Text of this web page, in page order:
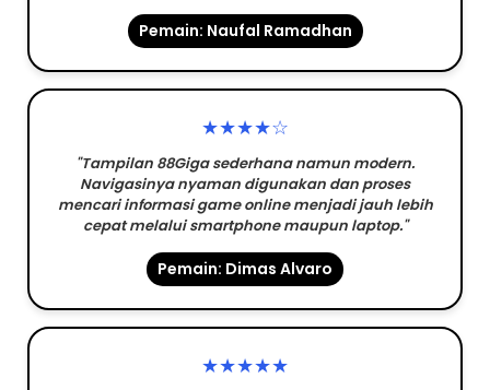
Pemain: Naufal Ramadhan
★★★★☆
"Tampilan 88Giga sederhana namun modern.
Navigasinya nyaman digunakan dan proses
mencari informasi game online menjadi jauh lebih
cepat melalui smartphone maupun laptop."
Pemain: Dimas Alvaro
★★★★★